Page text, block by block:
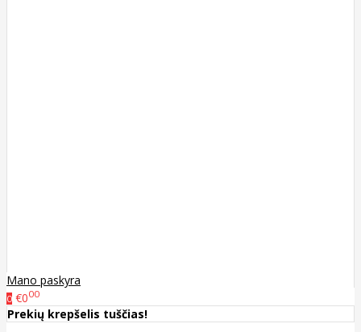
Mano paskyra
0 €000
Prekių krepšelis tuščias!